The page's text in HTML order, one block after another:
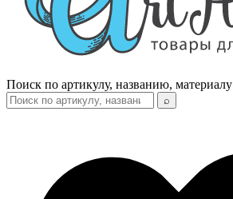
Поиск по артикулу, названию, материалу
⌕